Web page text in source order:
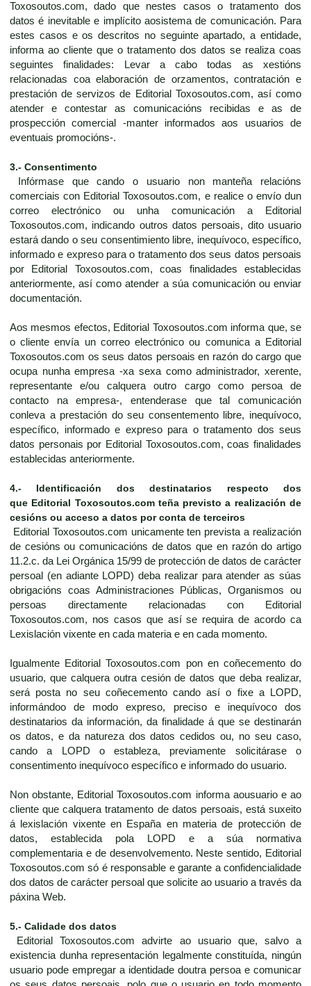
Toxosoutos.com, dado que nestes casos o tratamento dos
datos é inevitable e implícito aosistema de comunicación. Para
estes casos e os descritos no seguinte apartado, a entidade,
informa ao cliente que o tratamento dos datos se realiza coas
seguintes finalidades: Levar a cabo todas as xestións
relacionadas coa elaboración de orzamentos, contratación e
prestación de servizos de Editorial Toxosoutos.com, así como
atender e contestar as comunicacións recibidas e as de
prospección comercial -manter informados aos usuarios de
eventuais promocións-.
3.- Consentimento
Infórmase que cando o usuario non manteña relacións
comerciais con Editorial Toxosoutos.com, e realice o envío dun
correo electrónico ou unha comunicación a Editorial
Toxosoutos.com, indicando outros datos persoais, dito usuario
estará dando o seu consentimiento libre, inequívoco, específico,
informado e expreso para o tratamento dos seus datos persoais
por Editorial Toxosoutos.com, coas finalidades establecidas
anteriormente, así como atender a súa comunicación ou enviar
documentación.
Aos mesmos efectos, Editorial Toxosoutos.com informa que, se
o cliente envía un correo electrónico ou comunica a Editorial
Toxosoutos.com os seus datos persoais en razón do cargo que
ocupa nunha empresa -xa sexa como administrador, xerente,
representante e/ou calquera outro cargo como persoa de
contacto na empresa-, entenderase que tal comunicación
conleva a prestación do seu consentemento libre, inequívoco,
específico, informado e expreso para o tratamento dos seus
datos personais por Editorial Toxosoutos.com, coas finalidades
establecidas anteriormente.
4.- Identificación dos destinatarios respecto dos
que Editorial Toxosoutos.com teña previsto a realización de
cesións ou acceso a datos por conta de terceiros
Editorial Toxosoutos.com unicamente ten prevista a realización
de cesións ou comunicacións de datos que en razón do artigo
11.2.c. da Lei Orgánica 15/99 de protección de datos de carácter
persoal (en adiante LOPD) deba realizar para atender as súas
obrigacións coas Administraciones Públicas, Organismos ou
persoas directamente relacionadas con Editorial
Toxosoutos.com, nos casos que así se requira de acordo ca
Lexislación vixente en cada materia e en cada momento.
Igualmente Editorial Toxosoutos.com pon en coñecemento do
usuario, que calquera outra cesión de datos que deba realizar,
será posta no seu coñecemento cando así o fixe a LOPD,
informándoo de modo expreso, preciso e inequívoco dos
destinatarios da información, da finalidade á que se destinarán
os datos, e da natureza dos datos cedidos ou, no seu caso,
cando a LOPD o estableza, previamente solicitárase o
consentimento inequívoco específico e informado do usuario.
Non obstante, Editorial Toxosoutos.com informa aousuario e ao
cliente que calquera tratamento de datos persoais, está suxeito
á lexislación vixente en España en materia de protección de
datos, establecida pola LOPD e a súa normativa
complementaria e de desenvolvemento. Neste sentido, Editorial
Toxosoutos.com só é responsable e garante a confidencialidade
dos datos de carácter persoal que solicite ao usuario a través da
páxina Web.
5.- Calidade dos datos
Editorial Toxosoutos.com advirte ao usuario que, salvo a
existencia dunha representación legalmente constituída, ningún
usuario pode empregar a identidade doutra persoa e comunicar